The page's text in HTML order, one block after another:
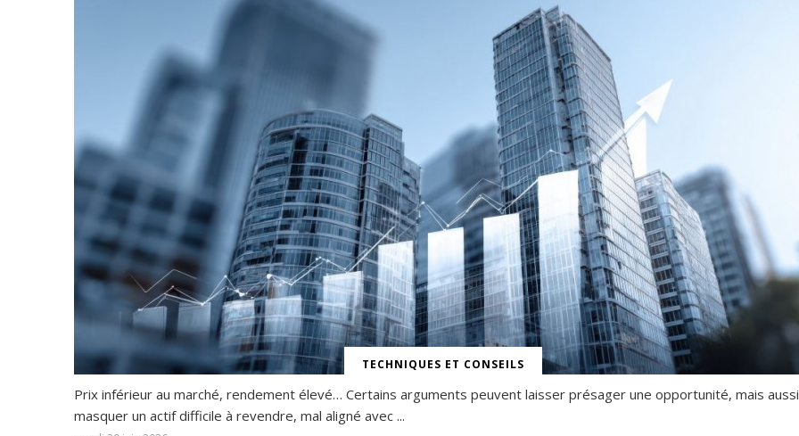
TECHNIQUES ET CONSEILS
Prix inférieur au marché, rendement élevé… Certains arguments peuvent laisser présager une opportunité, mais aussi
masquer un actif difficile à revendre, mal aligné avec ...